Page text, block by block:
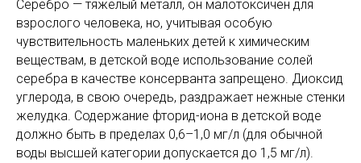
Серебро — тяжелый металл, он малотоксичен для
взрослого человека, но, учитывая особую
чувствительность маленьких детей к химическим
веществам, в детской воде использование солей
серебра в качестве консерванта запрещено. Диоксид
углерода, в свою очередь, раздражает нежные стенки
желудка. Содержание фторид-иона в детской воде
должно быть в пределах 0,6–1,0 мг/л (для обычной
воды высшей категории допускается до 1,5 мг/л).